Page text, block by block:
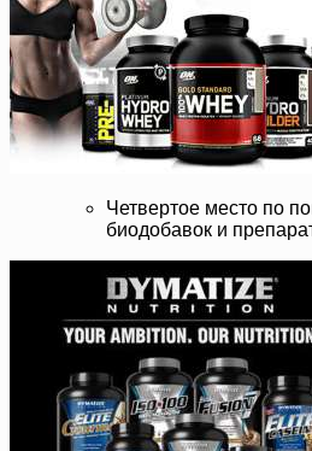
Четвертое место по
биодобавок и